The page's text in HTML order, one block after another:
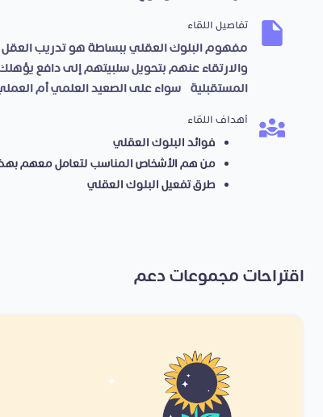
تفاصيل اللقاء
مفهوم البلوك العقلي ببساطة هو تدريب
والارتقاء عنهم بتحويل سلبيتهم إلى دافع يؤهلك
المستقبلية، سواء على الصعيد العلمي أم
أهداف اللقاء
فوائد البلوك العقلي
من هم الأشخاص المناسب لتعامل معهم
طرق تفعيل البلوك العقلي
اقتراحات مجموعات دعم